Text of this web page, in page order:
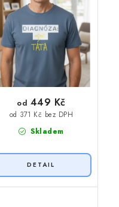
Skladem
od 371 Kč bez DPH
od 449 Kč